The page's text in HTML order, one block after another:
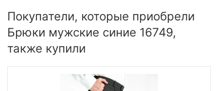
Покупатели, которые приобрели
Брюки мужские синие 16749,
также купили